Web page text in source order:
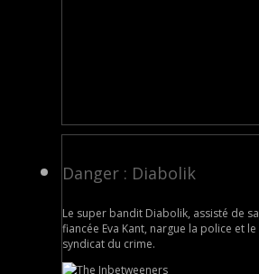
Danger : Diabolik
Le super bandit Diabolik, assisté de sa
fiancée Eva Kant, nargue la police et le
syndicat du crime.